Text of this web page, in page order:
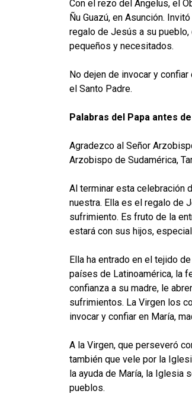
Con el rezo del Ángelus, el
Ñu Guazú, en Asunción.
regalo de Jesús a su
pequeños y necesitados.
No dejen de invocar y
el Santo Padre.
Palabras del Papa antes
Agradezco al Señor
Arzobispo de Sudamérica,
Al terminar esta celebración
nuestra. Ella es el regalo de
sufrimiento. Es fruto de la
estará con sus hijos,
Ella ha entrado en el tejido
países de Latinoamérica, la
confianza a su madre, le
sufrimientos. La Virgen los
invocar y confiar en María,
A la Virgen, que perseveró
también que vele por la
la ayuda de María, la Iglesia
pueblos.